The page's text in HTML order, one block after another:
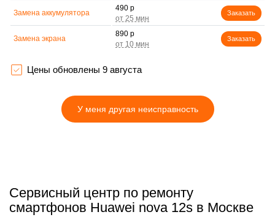
Замена аккумулятора
490 р
Заказать
Замена экрана
890 р
Заказать
Замена микрофона
Замена микросхемы
690 р
Замена элемента
690 р
Замена разъёма
490 р
Цены обновлены 9 августа
У меня другая неисправность
Сервисный центр по ремонту
смартфонов Huawei nova 12s в Москве